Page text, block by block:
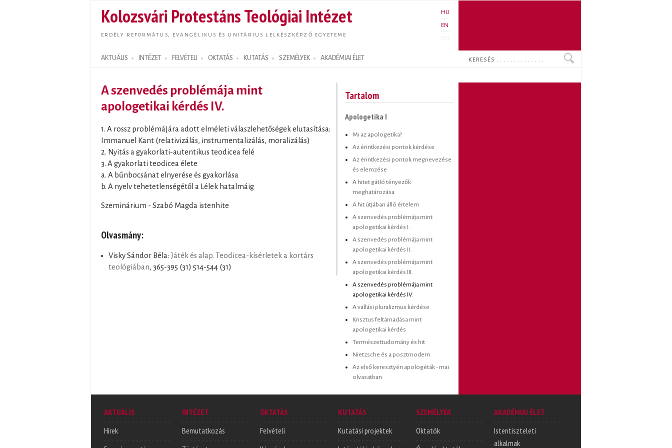
tartalomra
Kolozsvári Protestáns Teológiai Intézet
ERDÉLY REFORMÁTUS, EVANGÉLIKUS ÉS UNITÁRIUS LELKÉSZKÉPZŐ EGYETEME
HU
EN
AKTUÁLIS INTÉZET FELVÉTELI OKTATÁS KUTATÁS SZEMÉLYEK AKADÉMIAI ÉLET
Search form
Keresés
A szenvedés problémája mint
apologetikai kérdés IV.
1. A rossz problémájára adott elméleti válaszlehetőségek elutasítása:
Immanuel Kant (relativizálás, instrumentalizálás, moralizálás)
2. Nyitás a gyakorlati-autentikus teodicea felé
3. A gyakorlati teodicea élete
a. A bűnbocsánat elnyerése és gyakorlása
b. A nyelv tehetetlenségétől a Lélek hatalmáig
Szeminárium - Szabó Magda istenhite
Olvasmány:
Visky Sándor Béla: Játék és alap. Teodicea-kísérletek a kortárs
teológiában, 365-395 (31) 514-544 (31)
Tartalom
Apologetika I
Mi az apologetika?
Az érintkezési pontok kérdése
Az érintkezési pontok megnevezése
és elemzése
A hitet gátló tényezők
meghatározása
A hit útjában álló értelem
A szenvedés problémája mint
apologetikai kérdés I.
A szenvedés problémája mint
apologetikai kérdés II.
A szenvedés problémája mint
apologetikai kérdés III.
A szenvedés problémája mint
apologetikai kérdés IV.
A vallási pluralizmus kérdése
Krisztus feltámadása mint
apologetikai kérdés
Természettudomány és hit
Nietzsche és a posztmodern
Az első keresztyén apologéták - mai
olvasatban
AKTUÁLIS
Hírek
INTÉZET
Bemutatkozás
OKTATÁS
Felvételi
KUTATÁS
Kutatási projektek
SZEMÉLYEK
Oktatók
AKADÉMIAI ÉLET
Istentiszteleti
alkalmak